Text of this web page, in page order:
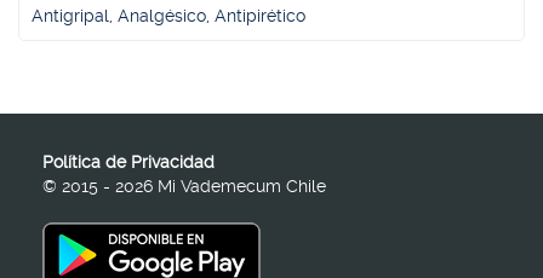
Antigripal, Analgésico, Antipirético
Política de Privacidad
© 2015 - 2026 Mi Vademecum Chile